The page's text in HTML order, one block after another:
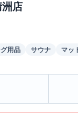
店
用品 サウナ マッ